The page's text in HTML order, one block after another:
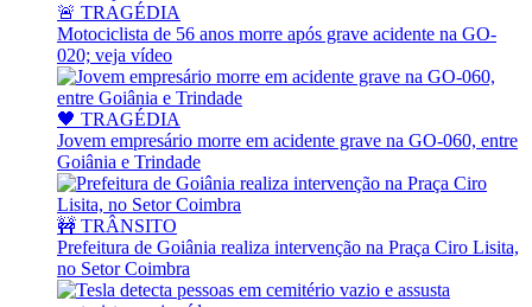
🚨 TRAGÉDIA
Motociclista de 56 anos morre após grave acidente na GO-
020; veja vídeo
🖤 TRAGÉDIA
Jovem empresário morre em acidente grave na GO-060, entre
Goiânia e Trindade
🚧 TRÂNSITO
Prefeitura de Goiânia realiza intervenção na Praça Ciro Lisita,
no Setor Coimbra